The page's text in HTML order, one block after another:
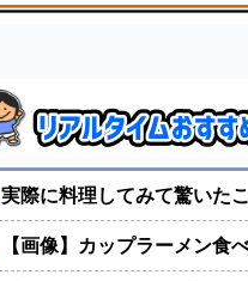
実際に料理してみて驚いた
【画像】カップラーメン食